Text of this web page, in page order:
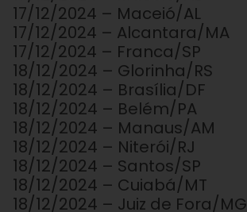
17/12/2024 – Maceió/AL
17/12/2024 – Alcantara/MA
17/12/2024 – Franca/SP
18/12/2024 – Glorinha/RS
18/12/2024 – Brasília/DF
18/12/2024 – Belém/PA
18/12/2024 – Manaus/AM
18/12/2024 – Niterói/RJ
18/12/2024 – Santos/SP
18/12/2024 – Cuiabá/MT
18/12/2024 – Juiz de Fora/MG